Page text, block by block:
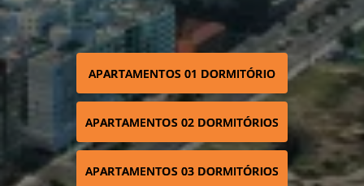
APARTAMENTOS 01 DORMITÓRIO
APARTAMENTOS 02 DORMITÓRIOS
APARTAMENTOS 03 DORMITÓRIOS